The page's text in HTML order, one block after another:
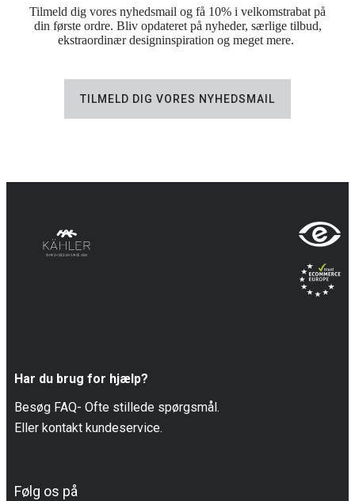
Tilmeld dig vores nyhedsmail og få 10% i velkomstrabat på
din første ordre. Bliv opdateret på nyheder, særlige tilbud,
ekstraordinær designinspiration og meget mere.
TILMELD DIG VORES NYHEDSMAIL
Har du brug for hjælp?
Besøg FAQ- Ofte stillede spørgsmål.
Eller kontakt kundeservice.
Følg os på